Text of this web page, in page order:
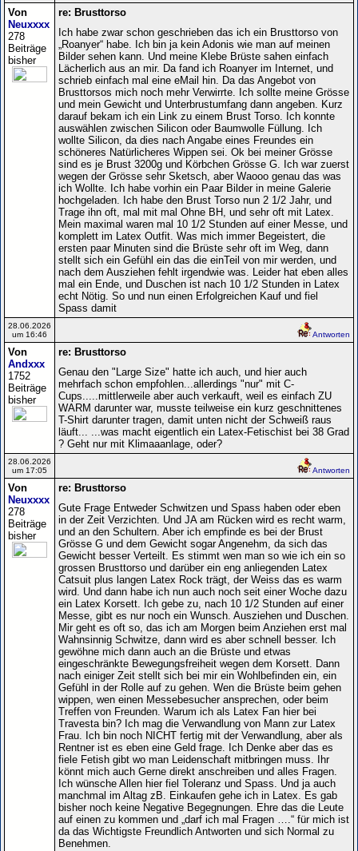
Von
Neuxxxx
278
Beiträge
bisher
re: Brusttorso
Ich habe zwar schon geschrieben das ich ein Brusttorso von
„Roanyer“ habe. Ich bin ja kein Adonis wie man auf meinen
Bilder sehen kann. Und meine Klebe Brüste sahen einfach
Lächerlich aus an mir. Da fand ich Roanyer im Internet, und
schrieb einfach mal eine eMail hin. Da das Angebot von
Brusttorsos mich noch mehr Verwirrte. Ich sollte meine Grösse
und mein Gewicht und Unterbrustumfang dann angeben. Kurz
darauf bekam ich ein Link zu einem Brust Torso. Ich konnte
auswählen zwischen Silicon oder Baumwolle Füllung. Ich
wollte Silicon, da dies nach Angabe eines Freundes ein
schöneres Natürlicheres Wippen sei. Ok bei meiner Grösse
sind es je Brust 3200g und Körbchen Grösse G. Ich war zuerst
wegen der Grösse sehr Sketsch, aber Waooo genau das was
ich Wollte. Ich habe vorhin ein Paar Bilder in meine Galerie
hochgeladen. Ich habe den Brust Torso nun 2 1/2 Jahr, und
Trage ihn oft, mal mit mal Ohne BH, und sehr oft mit Latex.
Mein maximal waren mal 10 1/2 Stunden auf einer Messe, und
komplett im Latex Outfit. Was mich immer Begeistert, die
ersten paar Minuten sind die Brüste sehr oft im Weg, dann
stellt sich ein Gefühl ein das die einTeil von mir werden, und
nach dem Ausziehen fehlt irgendwie was. Leider hat eben alles
mal ein Ende, und Duschen ist nach 10 1/2 Stunden in Latex
echt Nötig. So und nun einen Erfolgreichen Kauf und fiel
Spass damit
28.06.2026
um 16:46
Antworten
Von
Andxxx
1752
Beiträge
bisher
re: Brusttorso
Genau den "Large Size" hatte ich auch, und hier auch
mehrfach schon empfohlen...allerdings "nur" mit C-
Cups.....mittlerweile aber auch verkauft, weil es einfach ZU
WARM darunter war, musste teilweise ein kurz geschnittenes
T-Shirt darunter tragen, damit unten nicht der Schweiß raus
läuft... ...was macht eigentlich ein Latex-Fetischist bei 38 Grad
? Geht nur mit Klimaaanlage, oder?
28.06.2026
um 17:05
Antworten
Von
Neuxxxx
278
Beiträge
bisher
re: Brusttorso
Gute Frage Entweder Schwitzen und Spass haben oder eben
in der Zeit Verzichten. Und JA am Rücken wird es recht warm,
und an den Schultern. Aber ich empfinde es bei der Brust
Grösse G und dem Gewicht sogar Angenehm, da sich das
Gewicht besser Verteilt. Es stimmt wen man so wie ich ein so
grossen Brusttorso und darüber ein eng anliegenden Latex
Catsuit plus langen Latex Rock trägt, der Weiss das es warm
wird. Und dann habe ich nun auch noch seit einer Woche dazu
ein Latex Korsett. Ich gebe zu, nach 10 1/2 Stunden auf einer
Messe, gibt es nur noch ein Wunsch. Ausziehen und Duschen.
Mir geht es oft so, das ich am Morgen beim Anziehen erst mal
Wahnsinnig Schwitze, dann wird es aber schnell besser. Ich
gewöhne mich dann auch an die Brüste und etwas
eingeschränkte Bewegungsfreiheit wegen dem Korsett. Dann
nach einiger Zeit stellt sich bei mir ein Wohlbefinden ein, ein
Gefühl in der Rolle auf zu gehen. Wen die Brüste beim gehen
wippen, wen einen Messebesucher ansprechen, oder beim
Treffen von Freunden. Warum ich als Latex Fan hier bei
Travesta bin? Ich mag die Verwandlung von Mann zur Latex
Frau. Ich bin noch NICHT fertig mit der Verwandlung, aber als
Rentner ist es eben eine Geld frage. Ich Denke aber das es
fiele Fetish gibt wo man Leidenschaft mitbringen muss. Ihr
könnt mich auch Gerne direkt anschreiben und alles Fragen.
Ich wünsche Allen hier fiel Toleranz und Spass. Und ja auch
manchmal im Altag zB. Einkaufen gehe ich in Latex. Es gab
bisher noch keine Negative Begegnungen. Ehre das die Leute
auf einen zu kommen und „darf ich mal Fragen ….“ für mich ist
da das Wichtigste Freundlich Antworten und sich Normal zu
Benehmen.